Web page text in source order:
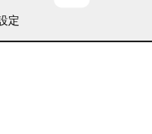
定
時45分から午後5時30分ま